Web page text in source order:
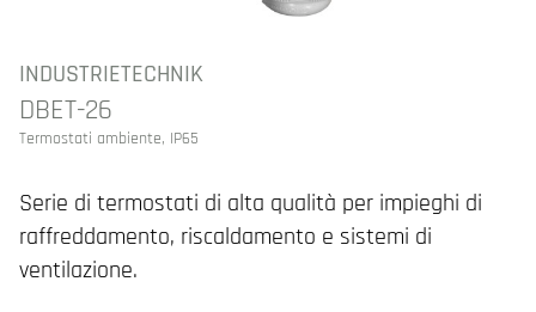
INDUSTRIETECHNIK
DBET-26
Termostati ambiente, IP65
Serie di termostati di alta qualità per impieghi di
raffreddamento, riscaldamento e sistemi di
ventilazione.